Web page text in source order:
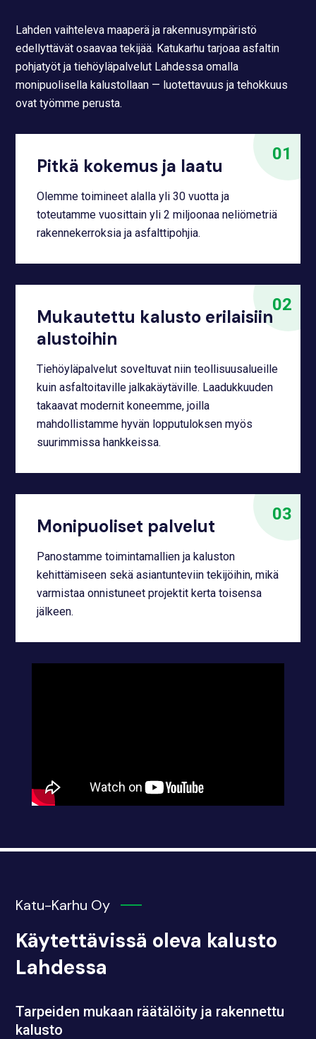
Lahden vaihteleva maaperä ja rakennusympäristö
edellyttävät osaavaa tekijää. Katukarhu tarjoaa asfaltin
pohjatyöt ja tiehöyläpalvelut Lahdessa omalla
monipuolisella kalustollaan — luotettavuus ja tehokkuus
ovat työmme perusta.
Pitkä kokemus ja laatu
Olemme toimineet alalla yli 30 vuotta ja
toteutamme vuosittain yli 2 miljoonaa neliömetriä
rakennekerroksia ja asfalttipohjia.
Mukautettu kalusto erilaisiin
alustoihin
Tiehöyläpalvelut soveltuvat niin teollisuusalueille
kuin asfaltoitaville jalkakäytäville. Laadukkuuden
takaavat modernit koneemme, joilla
mahdollistamme hyvän lopputuloksen myös
suurimmissa hankkeissa.
Monipuoliset palvelut
Panostamme toimintamallien ja kaluston
kehittämiseen sekä asiantunteviin tekijöihin, mikä
varmistaa onnistuneet projektit kerta toisensa
jälkeen.
Katu-Karhu Oy
Käytettävissä oleva kalusto
Lahdessa
Tarpeiden mukaan räätälöity ja rakennettu
kalusto